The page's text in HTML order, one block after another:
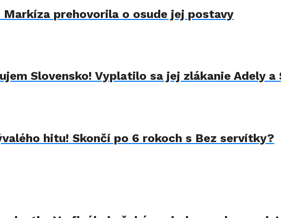
Markíza prehovorila o osude jej postavy
Slovensko! Vyplatilo sa jej zlákanie Adely a
hitu! Skončí po 6 rokoch s Bez servítky?